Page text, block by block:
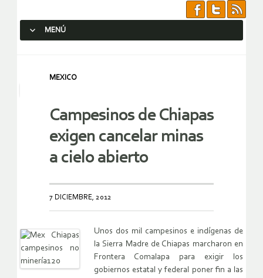
MENÚ
MEXICO
Campesinos de Chiapas
exigen cancelar minas
a cielo abierto
7 DICIEMBRE, 2012
Unos dos mil campesinos e indígenas de
la Sierra Madre de Chiapas marcharon en
Frontera Comalapa para exigir los
gobiernos estatal y federal poner fin a las